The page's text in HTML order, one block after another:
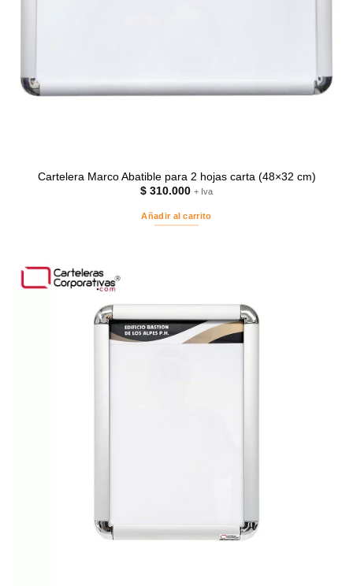
Cartelera Marco Abatible para 2 hojas carta (48×32 cm)
$ 310.000 + Iva
Añadir al carrito